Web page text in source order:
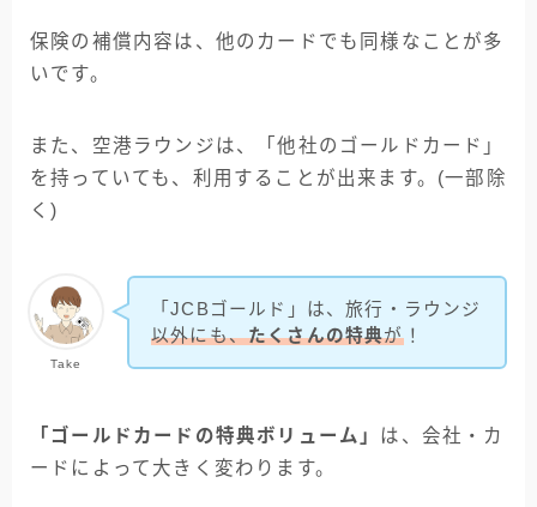
保険の補償内容は、他のカードでも同様なことが多
いです。
また、空港ラウンジは、「他社のゴールドカード」
を持っていても、利用することが出来ます。(一部除
く)
Take
「JCBゴールド」は、旅行・ラウンジ
以外にも、たくさんの特典が！
「ゴールドカードの特典ボリューム」 は、会社・カ
ードによって大きく変わります。